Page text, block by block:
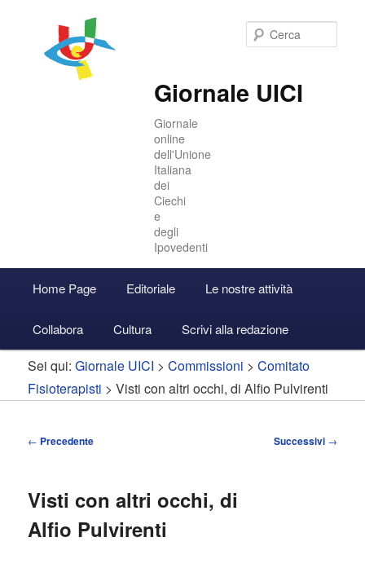
Giornale UICI
Giornale
online
dell'Unione
Italiana
dei
Ciechi
e
degli
Ipovedenti
principale
Vai
al
contenuto
Vai
al
contenuto
Accedi
Home Page Editoriale Le nostre attività
Collabora Cultura Scrivi alla redazione
Sei qui:Giornale UICI >Commissioni >Comitato
Fisioterapisti > Visti con altri occhi, di Alfio Pulvirenti
Navigazione
← Precedente Successivi →
Visti con altri occhi, di
Alfio Pulvirenti